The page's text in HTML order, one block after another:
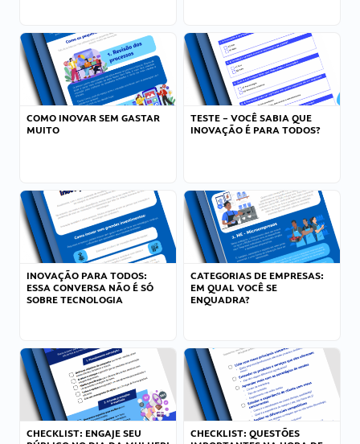
COMO INOVAR SEM GASTAR
MUITO
TESTE – VOCÊ SABIA QUE
INOVAÇÃO É PARA TODOS?
INOVAÇÃO PARA TODOS:
ESSA CONVERSA NÃO É SÓ
SOBRE TECNOLOGIA
CATEGORIAS DE EMPRESAS:
EM QUAL VOCÊ SE
ENQUADRA?
CHECKLIST: ENGAJE SEU
CHECKLIST: QUESTÕES